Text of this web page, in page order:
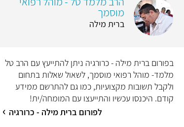
מוסמך
ברית מילה
בפורום ברית מילה - כרורגיה ניתן להתייעץ עם הרב טל
מלמד- מוהל רפואי מוסמך, לשאול שאלות בתחום
ולקבל תשובות מקצועיות, כמו גם להתרשם ממידע
קודם. היכנסו עכשיו והתייעצו עם המומחה/ית!
לפורום ברית מילה - כרורגיה